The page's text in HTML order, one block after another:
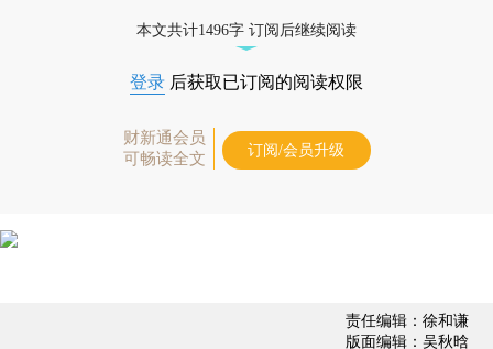
本文共计1496字 订阅后继续阅读
登录 后获取已订阅的阅读权限
财新通会员
可畅读全文
订阅/会员升级
责任编辑：徐和谦
版面编辑：吴秋晗